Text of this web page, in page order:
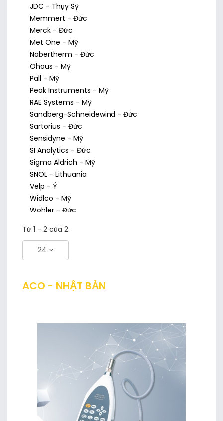
JDC - Thụy Sỹ
Memmert - Đức
Merck - Đức
Met One - Mỹ
Nabertherm - Đức
Ohaus - Mỹ
Pall - Mỹ
Peak Instruments - Mỹ
RAE Systems - Mỹ
Sandberg-Schneidewind - Đức
Sartorius - Đức
Sensidyne - Mỹ
SI Analytics - Đức
Sigma Aldrich - Mỹ
SNOL - Lithuania
Velp - Ý
Widlco - Mỹ
Wohler - Đức
Từ 1 - 2 của 2
24
ACO - NHẬT BẢN